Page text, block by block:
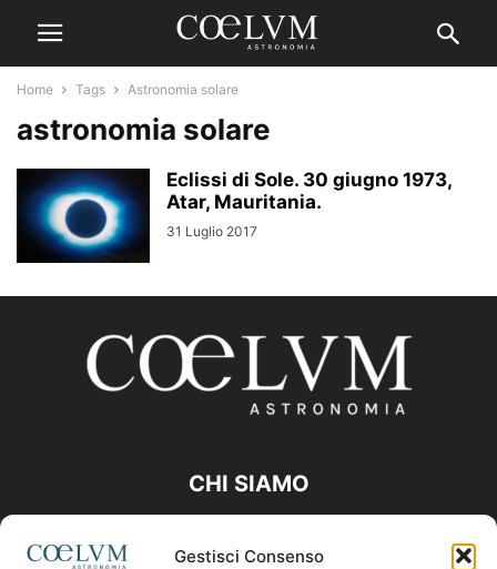
Gestisci Consenso
Home Tags Astronomia solare
astronomia solare
Eclissi di Sole. 30 giugno 1973,
Atar, Mauritania.
31 Luglio 2017
CHI SIAMO
Contattaci:coelumastro@coelum.com